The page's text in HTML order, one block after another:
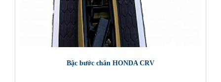
Bậc bước chân HONDA CRV